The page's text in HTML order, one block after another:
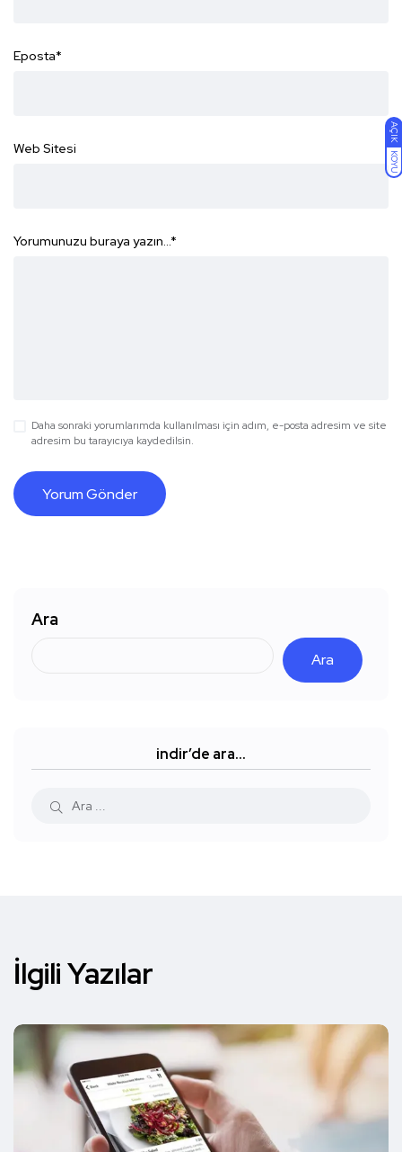
AÇIK
KOYU
Eposta*
Web Sitesi
Yorumunuzu buraya yazın...*
Daha sonraki yorumlarımda kullanılması için adım, e-posta adresim ve site
adresim bu tarayıcıya kaydedilsin.
Ara
Ara
indir’de ara…
İlgili Yazılar